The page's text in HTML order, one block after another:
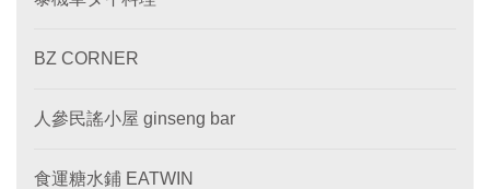
BZ CORNER
人參民謠小屋 ginseng bar
食運糖水鋪 EATWIN